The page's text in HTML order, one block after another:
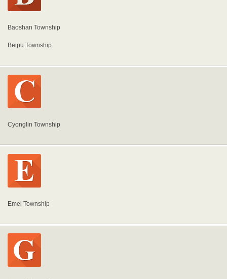
Baoshan Township
Beipu Township
Cyonglin Township
Emei Township